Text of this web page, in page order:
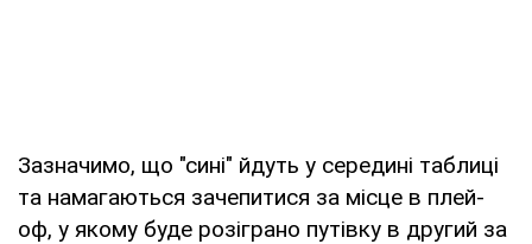
Зазначимо, що "сині" йдуть у середині таблиці
та намагаються зачепитися за місце в плей-
оф, у якому буде розіграно путівку в другий за